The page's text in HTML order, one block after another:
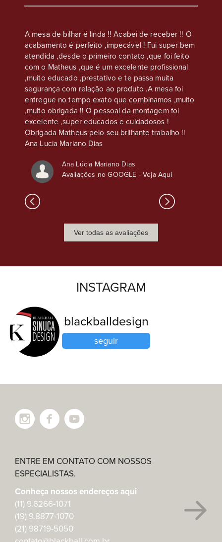
A mesa de bilhar é linda !! Acabei de receber !! O
acabamento é perfeito ,impecável ! Fui super bem
atendida ,desde o primeiro contato ,que foi feito
com o Matheus ,que é um excelente profissional
,muito educado ,prestativo e te passa muita
segurança com relação ao produto .A mesa foi
entregue no tempo exato que combinamos ,muito
,muito obrigada !! O pessoal da montagem foi
excelente ,super educados e cuidadosos !
Obrigada Matheus pelo seu brilhante trabalho !!
Ana Lucia Mariano Dias
Ana Lúcia Mariano Dias
Avaliações no GOOGLE -Veja Aqui
Ver todas as avaliações
INSTAGRAM
blackballdesign
seguir
ENTRE EM CONTATO COM NOSSOS
ESPECIALISTAS.
Conheça nossos endereços aqui
(11) 9.6266-1071
(19) 9.8877-1070
(21) 98719-5050